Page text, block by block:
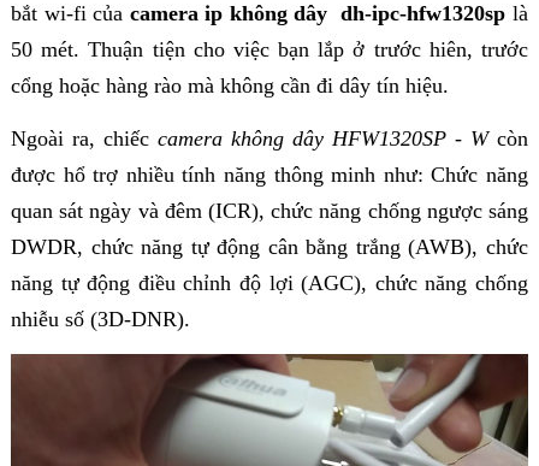
bắt wi-fi của camera ip không dây dh-ipc-hfw1320sp là
50 mét. Thuận tiện cho việc bạn lắp ở trước hiên, trước
cổng hoặc hàng rào mà không cần đi dây tín hiệu.
Ngoài ra, chiếc camera không dây HFW1320SP - Wcòn
được hổ trợ nhiều tính năng thông minh như: Chức năng
quan sát ngày và đêm (ICR), chức năng chống ngược sáng
DWDR, chức năng tự động cân bằng trắng (AWB), chức
năng tự động điều chỉnh độ lợi (AGC), chức năng chống
nhiễu số (3D-DNR).